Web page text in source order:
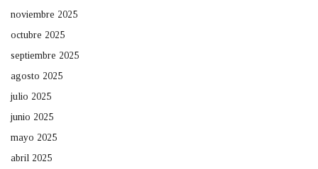
noviembre 2025
octubre 2025
septiembre 2025
agosto 2025
julio 2025
junio 2025
mayo 2025
abril 2025